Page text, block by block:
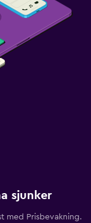
sjunker
med Prisbevakning.